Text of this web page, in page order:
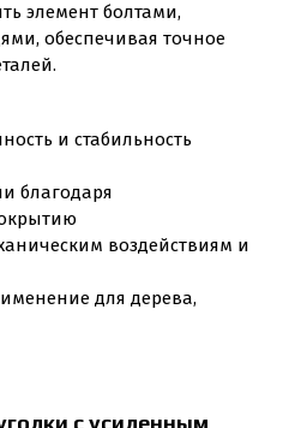
элемент болтами,
обеспечивая точное
и стабильность
благодаря
воздействиям и
для дерева,
с усиленным